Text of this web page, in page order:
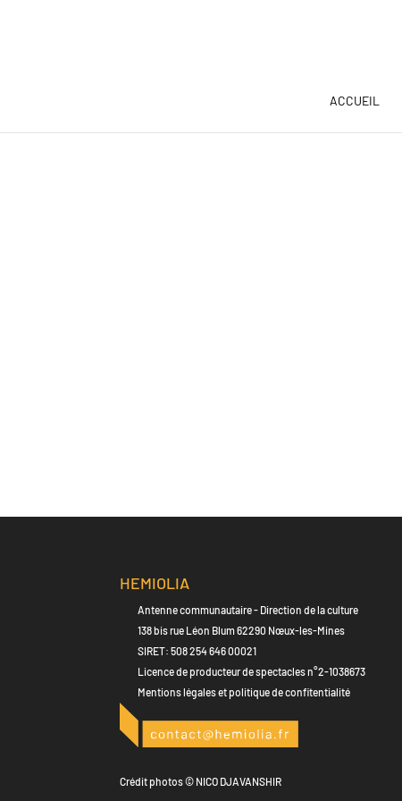
ACCUEIL
HEMIOLIA
Antenne communautaire - Direction de la culture
138 bis rue Léon Blum 62290 Nœux-les-Mines
SIRET: 508 254 646 00021
Licence de producteur de spectacles n°2-1038673
Mentions légales et politique de confitentialité
Crédit photos © NICO DJAVANSHIR